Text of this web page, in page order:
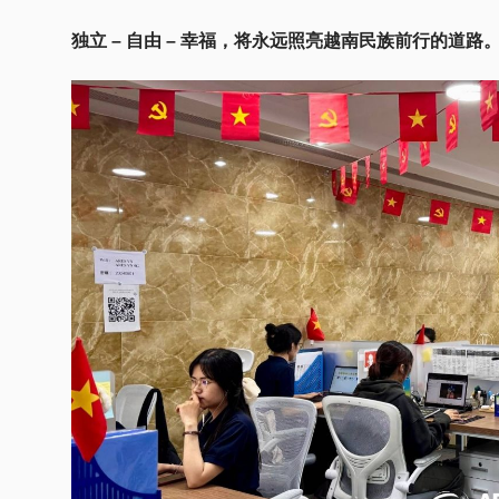
独立 – 自由 – 幸福，将永远照亮越南民族前行的道路